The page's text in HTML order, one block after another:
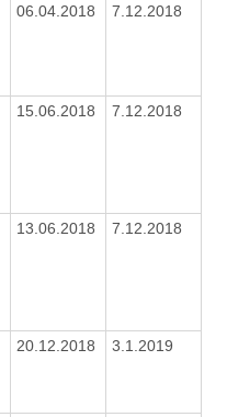
06.04.2018 7.12.2018
15.06.2018 7.12.2018
13.06.2018 7.12.2018
20.12.2018 3.1.2019